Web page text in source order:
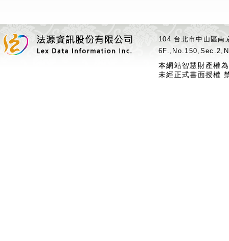
104 台北市中山區
本網站智慧財產權
未經正式書面授權